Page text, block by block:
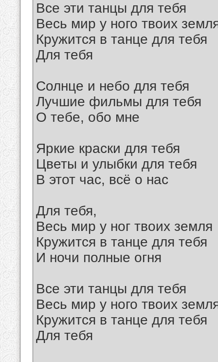
Все эти танцы для тебя
Весь мир у ного твоих
Кружится в танце для тебя
Для тебя
Солнце и небо для тебя
Лучшие фильмы для тебя
О тебе, обо мне
Яркие краски для тебя
Цветы и улыбки для тебя
В этот час, всё о нас
Для тебя,
Весь мир у ног твоих земля
Кружится в танце для тебя
И ночи полные огня
Все эти танцы для тебя
Весь мир у ного твоих
Кружится в танце для тебя
Для тебя